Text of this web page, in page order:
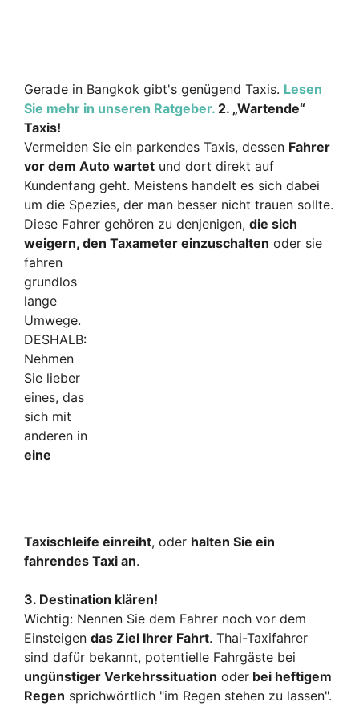
Gerade in Bangkok gibt's genügend Taxis. Lesen
Sie mehr in unseren Ratgeber. 2. „Wartende“
Taxis!
Vermeiden Sie ein parkendes Taxis, dessen Fahrer
vor dem Auto wartet und dort direkt auf
Kundenfang geht. Meistens handelt es sich dabei
um die Spezies, der man besser nicht trauen sollte.
Diese Fahrer gehören zu denjenigen, die sich
weigern, den Taxameter einzuschalten oder sie
fahren
grundlos
lange
Umwege.
DESHALB:
Nehmen
Sie lieber
eines, das
sich mit
anderen in
eine
Taxischleife einreiht, oder halten Sie ein
fahrendes Taxi an.
3. Destination klären!
Wichtig: Nennen Sie dem Fahrer noch vor dem
Einsteigen das Ziel Ihrer Fahrt. Thai-Taxifahrer
sind dafür bekannt, potentielle Fahrgäste bei
ungünstiger Verkehrssituation oder bei heftigem
Regen sprichwörtlich "im Regen stehen zu lassen".